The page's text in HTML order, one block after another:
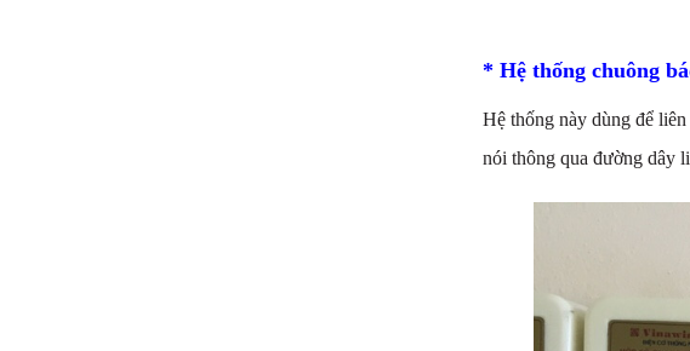
* Hệ thống chuông
Hệ thống này dùng để
nói thông qua đường dây